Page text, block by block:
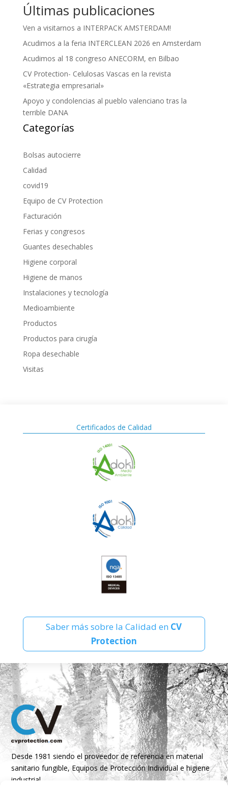
Últimas publicaciones
Ven a visitarnos a INTERPACK AMSTERDAM!
Acudimos a la feria INTERCLEAN 2026 en Amsterdam
Acudimos al 18 congreso ANECORM, en Bilbao
CV Protection- Celulosas Vascas en la revista
«Estrategia empresarial»
Apoyo y condolencias al pueblo valenciano tras la
terrible DANA
Categorías
Bolsas autocierre
Calidad
covid19
Equipo de CV Protection
Facturación
Ferias y congresos
Guantes desechables
Higiene corporal
Higiene de manos
Instalaciones y tecnología
Medioambiente
Productos
Productos para cirugía
Ropa desechable
Visitas
Certificados de Calidad
Saber más sobre la Calidad en CV
Protection
Desde 1981 siendo el proveedor de referencia en material
sanitario fungible, Equipos de Protección Individual e higiene
industrial